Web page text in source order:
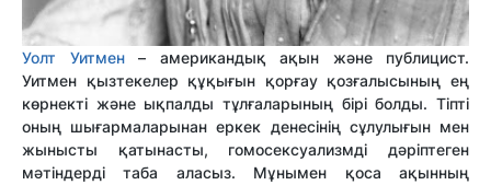
Уолт Уитмен– американдық ақын және публицист.
Уитмен қызтекелер құқығын қорғау қозғалысының ең
көрнекті және ықпалды тұлғаларының бірі болды. Тіпті
оның шығармаларынан еркек денесінің сұлулығын мен
жынысты қатынасты, гомосексуализмді дәріптеген
мәтіндерді таба аласыз. Мұнымен қоса ақынның